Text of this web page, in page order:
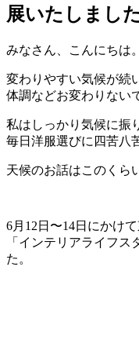
展いたしました
みなさん、こんにちは。
変わりやすい気候が続
体調などお変わりない
私はしっかり気候に振
毎日洋服選びに四苦八
天候のお話はこのくら
6月12日〜14日にかけ
「インテリアライフ
た。